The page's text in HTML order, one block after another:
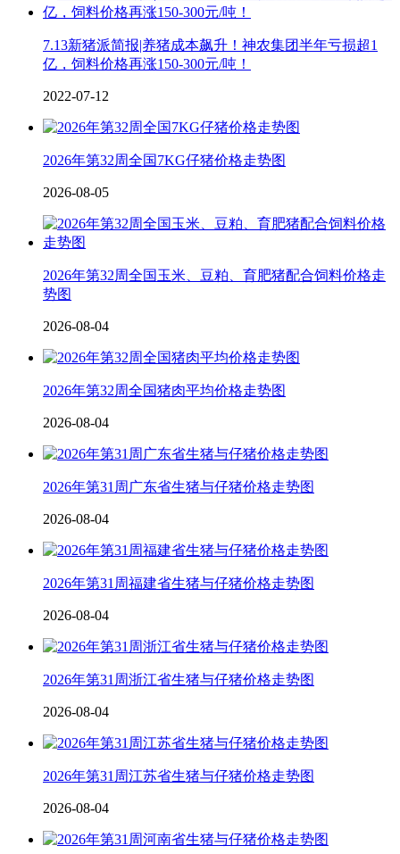
7.13新猪派简报|养猪成本飙升！神农集团半年亏损超1
亿，饲料价格再涨150-300元/吨！
2022-07-12
2026年第32周全国7KG仔猪价格走势图
2026-08-05
2026年第32周全国玉米、豆粕、育肥猪配合饲料价格走
势图
2026-08-04
2026年第32周全国猪肉平均价格走势图
2026-08-04
2026年第31周广东省生猪与仔猪价格走势图
2026-08-04
2026年第31周福建省生猪与仔猪价格走势图
2026-08-04
2026年第31周浙江省生猪与仔猪价格走势图
2026-08-04
2026年第31周江苏省生猪与仔猪价格走势图
2026-08-04